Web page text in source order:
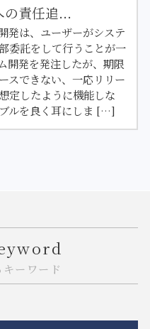
の責任追...
発は、ユーザーがシステ
委託をして行うことが一
開発を発注したが、期限
スできない、一応リリー
定したように機能しな
ルを良く耳にしま […]
ーワード